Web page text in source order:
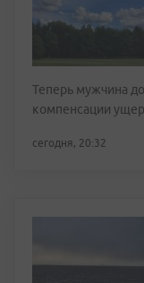
Теперь мужчина
компенсации
сегодня, 20:32